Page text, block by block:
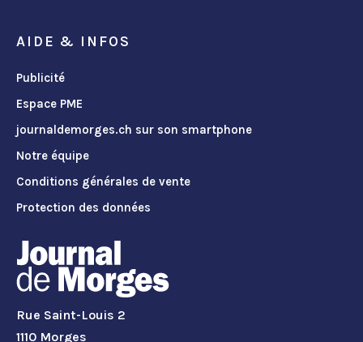
AIDE & INFOS
Publicité
Espace PME
journaldemorges.ch sur son smartphone
Notre équipe
Conditions générales de vente
Protection des données
Rue Saint-Louis 2
1110 Morges